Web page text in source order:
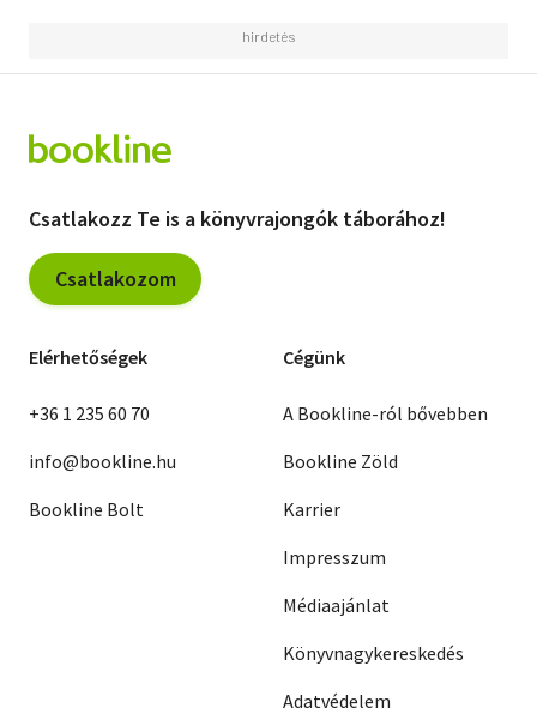
Csatlakozz Te is a könyvrajongók táborához!
Csatlakozom
Elérhetőségek
+36 1 235 60 70
info@bookline.hu
Bookline Bolt
Cégünk
A Bookline-ról bővebben
Bookline Zöld
Karrier
Impresszum
Médiaajánlat
Könyvnagykereskedés
Adatvédelem